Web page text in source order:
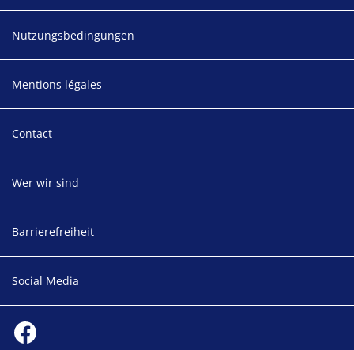
Nutzungsbedingungen
Mentions légales
Contact
Wer wir sind
Barrierefreiheit
Social Media
Facebook